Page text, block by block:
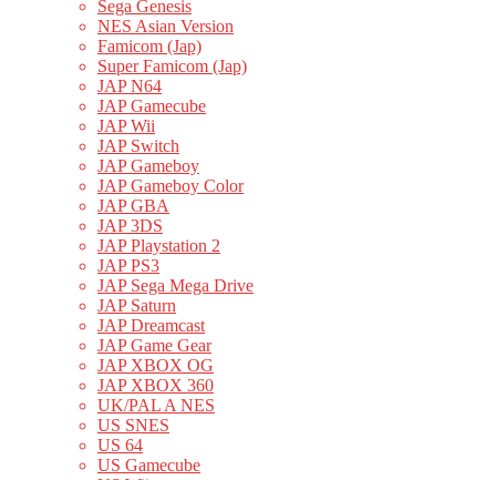
Sega Genesis
NES Asian Version
Famicom (Jap)
Super Famicom (Jap)
JAP N64
JAP Gamecube
JAP Wii
JAP Switch
JAP Gameboy
JAP Gameboy Color
JAP GBA
JAP 3DS
JAP Playstation 2
JAP PS3
JAP Sega Mega Drive
JAP Saturn
JAP Dreamcast
JAP Game Gear
JAP XBOX OG
JAP XBOX 360
UK/PAL A NES
US SNES
US 64
US Gamecube